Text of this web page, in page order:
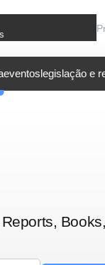
eventoslegislação e